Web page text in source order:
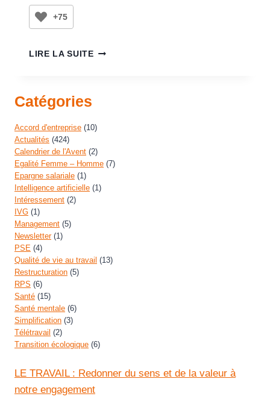
+75
LIRE LA SUITE
Catégories
Accord d'entreprise (10)
Actualités (424)
Calendrier de l'Avent (2)
Egalité Femme – Homme (7)
Epargne salariale (1)
Intelligence artificielle (1)
Intéressement (2)
IVG (1)
Management (5)
Newsletter(1)
PSE (4)
Qualité de vie au travail (13)
Restructuration (5)
RPS (6)
Santé (15)
Santé mentale (6)
Simplification (3)
Télétravail (2)
Transition écologique (6)
LE TRAVAIL : Redonner du sens et de la valeur à
notre engagement